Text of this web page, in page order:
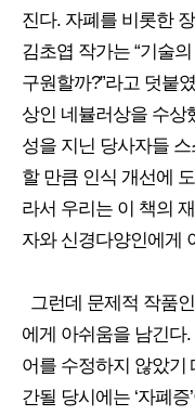
진다. 자폐를 비롯한
김초엽 작가는 “기술
구원할까?”라고 덧붙
상인 네뷸러상을 수상
성을 지닌 당사자들
할 만큼 인식 개선에
라서 우리는 이 책의
자와 신경다양인에게
그런데 문제적 작품
에게 아쉬움을 남긴다.
어를 수정하지 않았기
간될 당시에는 ‘자폐